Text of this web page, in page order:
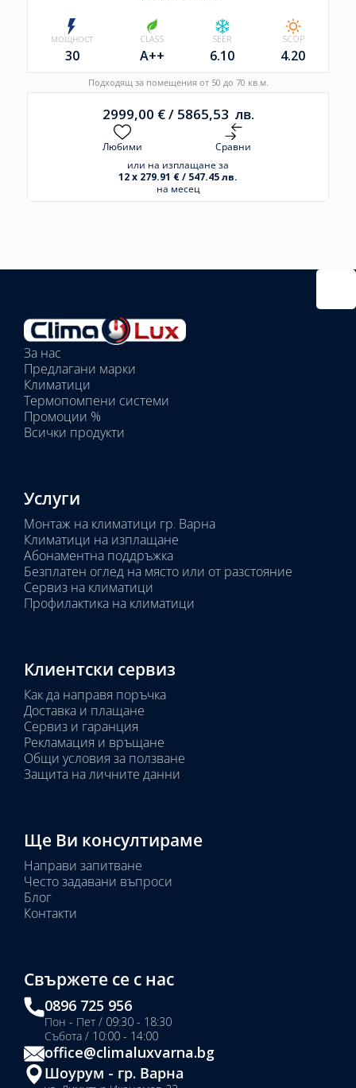
МОЩНОСТ
30
CLASS
A++
SEER
6.10
SCOP
4.20
Подходящ за помещения от 50 до 70 кв.м.
2999,00 €/ 5865,53 лв.
Любими
Сравни
или на изплащане за
12 x 279.91 € / 547.45 лв.
на месец
Избрани
вътрешни
тела:
Избрано
тяло:
За нас
Предлагани марки
Климатици
Термопомпени системи
Промоции %
Всички продукти
Услуги
Монтаж на климатици гр. Варна
Климатици на изплащане
Абонаментна поддръжка
Безплатен оглед на място или от разстояние
Сервиз на климатици
Профилактика на климатици
Клиентски сервиз
Как да направя поръчка
Доставка и плащане
Сервиз и гаранция
Рекламация и връщане
Общи условия за ползване
Защита на личните данни
Ще Ви консултираме
Направи запитване
Често задавани въпроси
Блог
Контакти
Свържете се с нас
0896 725 956
Пон - Пет / 09:30 - 18:30
Събота / 10:00 - 14:00
office@climaluxvarna.bg
Шоурум - гр. Варна